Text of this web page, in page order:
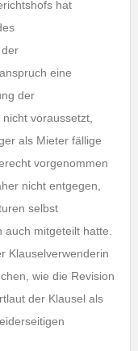
hat
eine
der
voraussetzt,
als Mieter fällige
vorgenommen
nicht entgegen,
selbst
mitgeteilt hatte.
Klauselverwenderin
wie die Revision
der Klausel als